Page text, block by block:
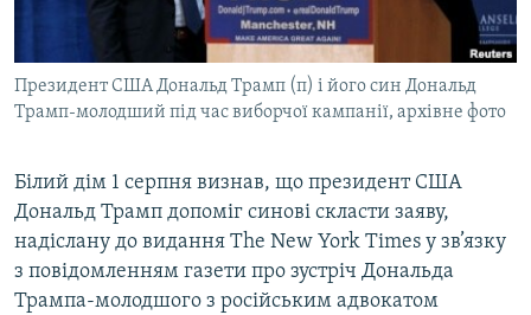
СВІДЧЕННЯ ОКУПАЦІЇ
ІНФОГРАФІКА
ДОЛУЧАЙСЯ!
Усі сайти RFE/RL
Президент США Дональд Трамп (п) і його син Дональд
Трамп-молодший під час виборчої кампанії, архівне фото
Білий дім 1 серпня визнав, що президент США
Дональд Трамп допоміг синові скласти заяву,
надіслану до видання The New York Times у зв’язку
з повідомленням газети про зустріч Дональда
Трампа-молодшого з російським адвокатом